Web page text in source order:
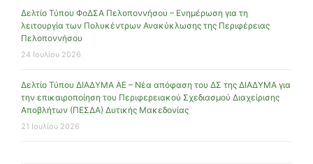
Δελτίο Τύπου ΦοΔΣΑ Πελοποννήσου – Ενημέρωση για τη
λειτουργία των Πολυκέντρων Ανακύκλωσης της Περιφέρειας
Πελοποννήσου
24 Ιουλίου 2026
Δελτίο Τύπου ΔΙΑΔΥΜΑ ΑΕ – Νέα απόφαση του ΔΣ της ΔΙΑΔΥΜΑ για
την επικαιροποίηση του Περιφερειακού Σχεδιασμού Διαχείρισης
Αποβλήτων (ΠΕΣΔΑ) Δυτικής Μακεδονίας
21 Ιουλίου 2026